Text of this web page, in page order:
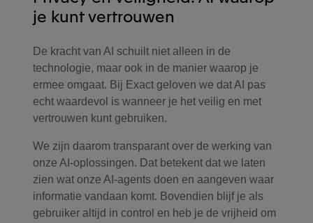
je kunt vertrouwen
De kracht van AI schuilt niet alleen in de
technologie, maar ook in de manier waarop je
ermee omgaat. Bij Exact geloven we dat AI pas
echt waardevol is wanneer je het veilig en met
vertrouwen kunt gebruiken.
We zijn daarom transparant over de werking van
onze AI‑oplossingen. Dat betekent dat we laten
zien wat onze AI-agents doen en aangeven waar
informatie vandaan komt. Bovendien blijf je als
gebruiker altijd in control en heb je de vrijheid om